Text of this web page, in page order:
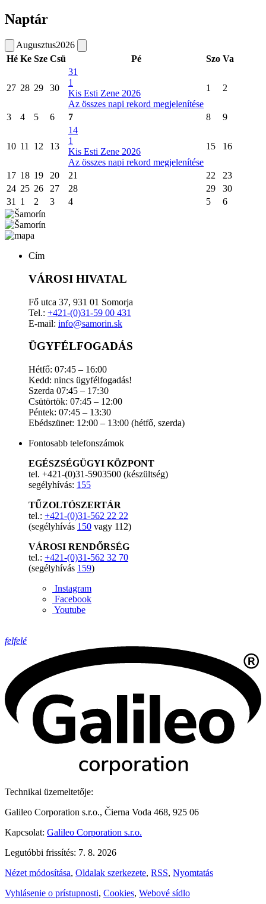
Naptár
Augusztus2026
Hé Ke Sze Csü Pé Szo Va
27 28 29 30
31
1
Kis Esti Zene 2026
Az összes napi rekord megjelenítése
1 2
3 4 5 6 7 8 9
10 11 12 13
14
1
Kis Esti Zene 2026
Az összes napi rekord megjelenítése
15 16
17 18 19 20 21 22
23
24 25 26 27 28 29
30
31
1 2 3 4 5 6
Cím
VÁROSI HIVATAL
Fő utca 37, 931 01 Somorja
Tel.: +421-(0)31-59 00 431
E-mail: info@samorin.sk
ÜGYFÉLFOGADÁS
Hétfő: 07:45 – 16:00
Kedd: nincs ügyfélfogadás!
Szerda 07:45 – 17:30
Csütörtök: 07:45 – 12:00
Péntek: 07:45 – 13:30
Ebédszünet: 12:00 – 13:00 (hétfő, szerda)
Fontosabb telefonszámok
EGÉSZSÉGÜGYI KÖZPONT
tel. +421-(0)31-5903500 (készültség)
segélyhívás: 155
TŰZOLTÓSZERTÁR
tel.: +421-(0)31-562 22 22
(segélyhívás 150 vagy 112)
VÁROSI RENDŐRSÉG
tel.: +421-(0)31-562 32 70
(segélyhívás 159)
Instagram
Facebook
Youtube
felfelé
Technikai üzemeltetője:
Galileo Corporation s.r.o., Čierna Voda 468, 925 06
Kapcsolat: Galileo Corporation s.r.o.
Legutóbbi frissítés: 7. 8. 2026
Nézet módosítása, Oldalak szerkezete, RSS, Nyomtatás
Vyhlásenie o prístupnosti, Cookies, Webové sídlo